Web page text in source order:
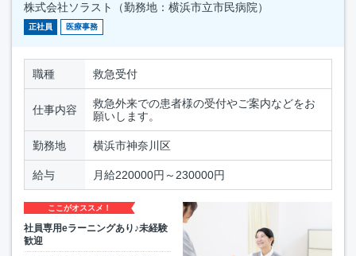
株式会社ソラスト（勤務地：横浜市立市民病院）
正社員 医療事務
職種 救急受付
仕事内容
救急外来での患者様の受付やご案内などをお
願いします。
勤務地 横浜市神奈川区
給与 月給220000円～230000円
ここがオススメ！
社員専用eラーニングあり♪未経験
歓迎